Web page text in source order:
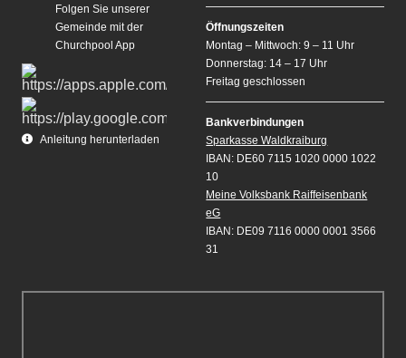
Folgen Sie unserer
Gemeinde mit der
Churchpool App
Anleitung herunterladen
Öffnungszeiten
Montag – Mittwoch: 9 – 11 Uhr
Donnerstag: 14 – 17 Uhr
Freitag geschlossen
Bankverbindungen
Sparkasse Waldkraiburg
IBAN: DE60 7115 1020 0000 1022
10
Meine Volksbank Raiffeisenbank
eG
IBAN: DE09 7116 0000 0001 3566
31